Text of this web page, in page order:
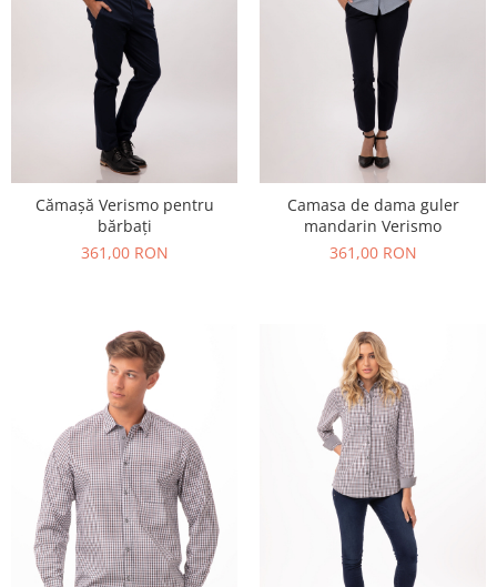
Cămașă Verismo pentru
bărbați
361,00 RON
Camasa de dama guler
mandarin Verismo
361,00 RON